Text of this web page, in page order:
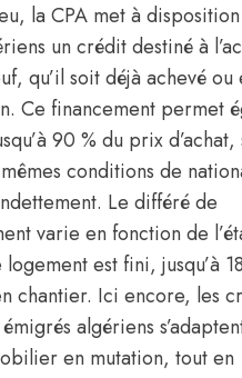
la CPA met à
un crédit destiné à
qu’il soit déjà achevé ou
Ce financement permet
90 % du prix d’achat,
conditions de
Le différé de
varie en fonction de
est fini, jusqu’à
chantier. Ici encore, les
algériens
en mutation, tout en